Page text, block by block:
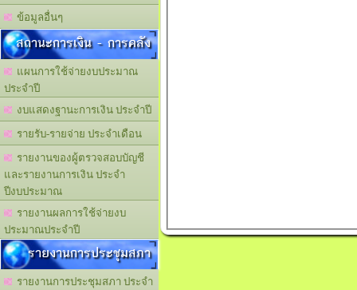
ข้อมูลอื่นๆ
สถานะการเงิน - การคลัง
แผนการใช้จ่ายงบประมาณ
ประจำปี
งบแสดงฐานะการเงิน ประจำปี
รายรับ-รายจ่าย ประจำเดือน
รายงานของผู้ตรวจสอบบัญชี
และรายงานการเงิน ประจำ
ปีงบประมาณ
รายงานผลการใช้จ่ายงบ
ประมาณประจำปี
รายงานการประชุมสภา
รายงานการประชุมสภา ประจำ